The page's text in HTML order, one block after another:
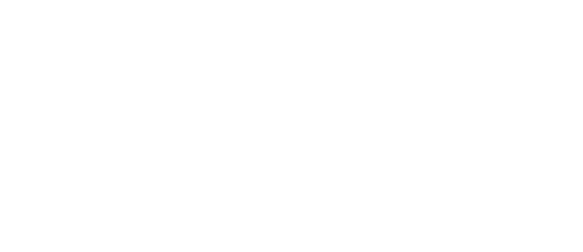
V zahradě 2 bazény (1 se skluzavkami) s terasou s lehátky, slunečníky a